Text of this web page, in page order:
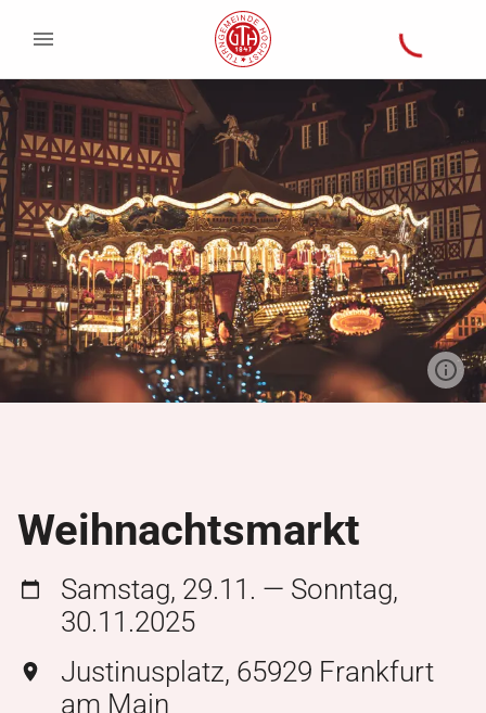
Weihnachtsmarkt
Samstag, 29.11. — Sonntag,
30.11.2025
Justinusplatz, 65929 Frankfurt
am Main